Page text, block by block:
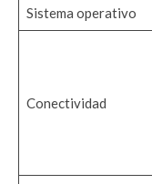
Sistema operativo
Conectividad